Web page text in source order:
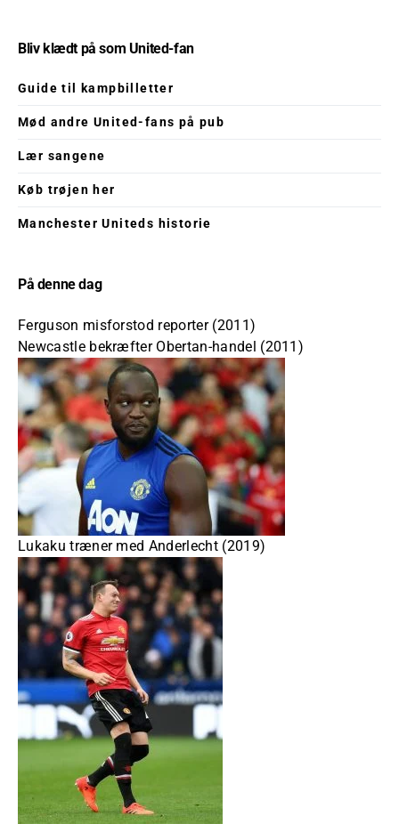
Bliv klædt på som United-fan
Guide til kampbilletter
Mød andre United-fans på pub
Lær sangene
Køb trøjen her
Manchester Uniteds historie
På denne dag
Ferguson misforstod reporter (2011)
Newcastle bekræfter Obertan-handel (2011)
Lukaku træner med Anderlecht (2019)